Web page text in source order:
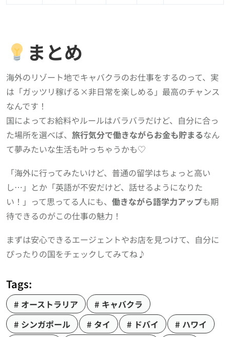
まとめ
海外のリゾート地でキャバクラのお仕事をするのって、実
は「ガッツリ稼げる×非日常を楽しめる」最高のチャンス
なんです！
国によってお給料やルールはバラバラだけど、自分に合っ
た場所を選べば、 旅行気分で働きながらお金も貯まるなん
て夢みたいな生活も叶っちゃうかも♡
「海外に行ってみたいけど、普通の留学はちょっと高い
し…」とか「英語が不安だけど、話せるようになりた
い！」って思ってる人にも、 働きながら語学力アップも期
待できるのがこの仕事の魅力！
まずは安心できるエージェントやお店を見つけて、自分に
ぴったりの国をチェックしてみてね♪
Tags:
オーストラリア
キャバクラ
シンガポール
タイ ドバイ
ハワイ